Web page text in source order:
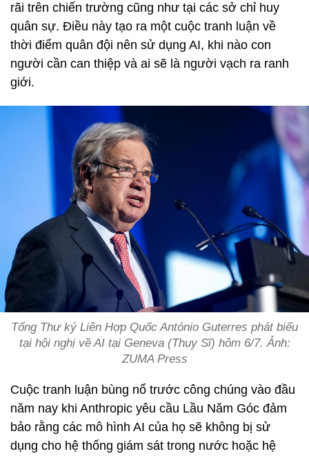
rãi trên chiến trường cũng như tại các sở chỉ huy
quân sự. Điều này tạo ra một cuộc tranh luận về
thời điểm quân đội nên sử dụng AI, khi nào con
người cần can thiệp và ai sẽ là người vạch ra ranh
giới.
Tổng Thư ký Liên Hợp Quốc António Guterres phát biểu
tại hội nghị về AI tại Geneva (Thụy Sĩ) hôm 6/7. Ảnh:
ZUMA Press
Cuộc tranh luận bùng nổ trước công chúng vào đầu
năm nay khi Anthropic yêu cầu Lầu Năm Góc đảm
bảo rằng các mô hình AI của họ sẽ không bị sử
dụng cho hệ thống giám sát trong nước hoặc hệ